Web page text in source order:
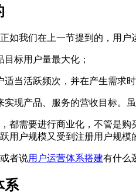
如我们在上一节提到的，用
标用户量最大化；
适当活跃频次，并在产生需求
实现产品、服务的营收目标。
都需要进行商业化，不管是
用户规模又受到注册用户规
者说用户运营体系搭建有什么
系